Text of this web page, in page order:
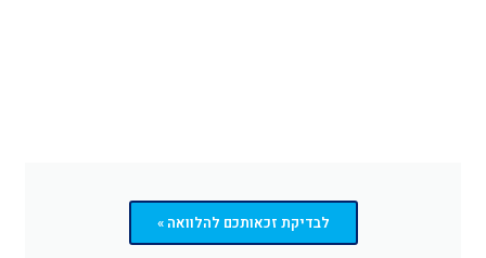
לבדיקת זכאותכם להלוואה »